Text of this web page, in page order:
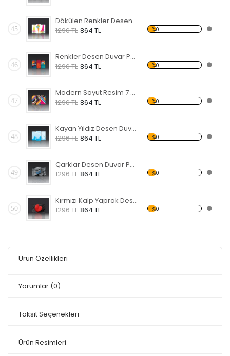
45
Dökülen Renkler Desen Duvar Panosu
1296 TL 864 TL %0
46
Renkler Desen Duvar Panosu
1296 TL 864 TL %0
47
Modern Soyut Resim 7 Forex Tablo
1296 TL 864 TL %0
48
Kayan Yıldız Desen Duvar Panosu
1296 TL 864 TL %0
49
Çarklar Desen Duvar Panosu
1296 TL 864 TL %0
50
Kırmızı Kalp Yaprak Desen Duvar Panosu
1296 TL 864 TL %0
Ürün Özellikleri
Yorumlar (0)
Taksit Seçenekleri
Ürün Resimleri